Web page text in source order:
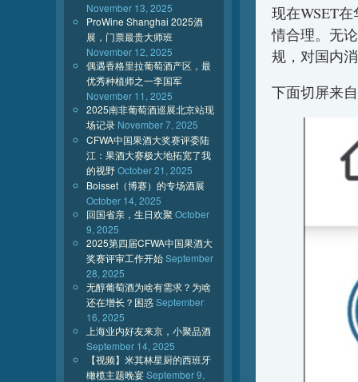
现在WSET
情合理。无
规，对国内
下面切屏来
November 13, 2025
ProWine Shanghai 2025酒
展，门票最贵大师班
November 12, 2025
偶遇香格里拉葡萄酒产区，最
优秀种植师之一李国军
November 11, 2025
2025南非葡萄酒巡展北京站现
场记录 November 7, 2025
CFWA中国果酒大奖赛评委陆
江：果酒大赛极大地拓宽了我
的视野October 21, 2025
Boisset（博赛）的专场酒展
October 14, 2025
回国省亲，生日欢聚 October
9, 2025
2025第四届CFWA中国果酒大
奖赛评审工作开始September
28, 2025
无醇葡萄酒为啥有需求？为啥
还在增长？困惑September
16, 2025
上海业内好友来京，小聚品酒
September 14, 2025
【视频】米其林星厨的西班牙
橄榄主题晚宴September 9,